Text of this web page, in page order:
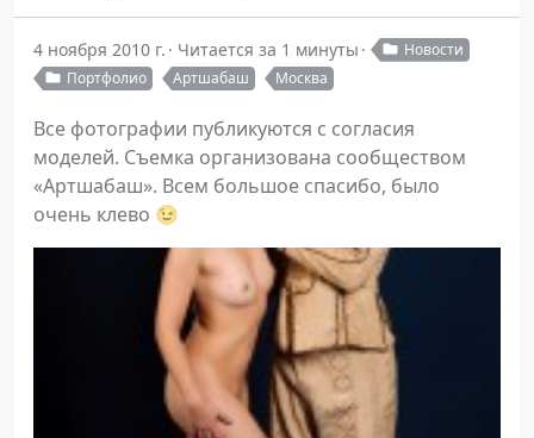
4 ноября 2010 г. Читается за 1 минуты
Новости
Портфолио
Артшабаш Москва
Все фотографии публикуются с согласия
моделей. Съемка организована сообществом
«Артшабаш». Всем большое спасибо, было
очень клево 😉